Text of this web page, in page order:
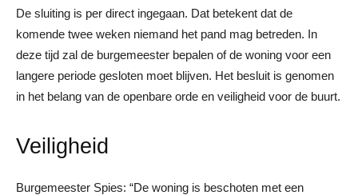
De sluiting is per direct ingegaan. Dat betekent dat de
komende twee weken niemand het pand mag betreden. In
deze tijd zal de burgemeester bepalen of de woning voor een
langere periode gesloten moet blijven. Het besluit is genomen
in het belang van de openbare orde en veiligheid voor de buurt.
Veiligheid
Burgemeester Spies: “De woning is beschoten met een